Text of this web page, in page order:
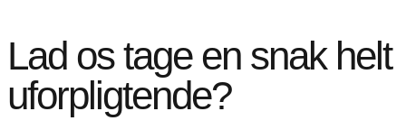
Lad os tage en snak helt
uforpligtende?